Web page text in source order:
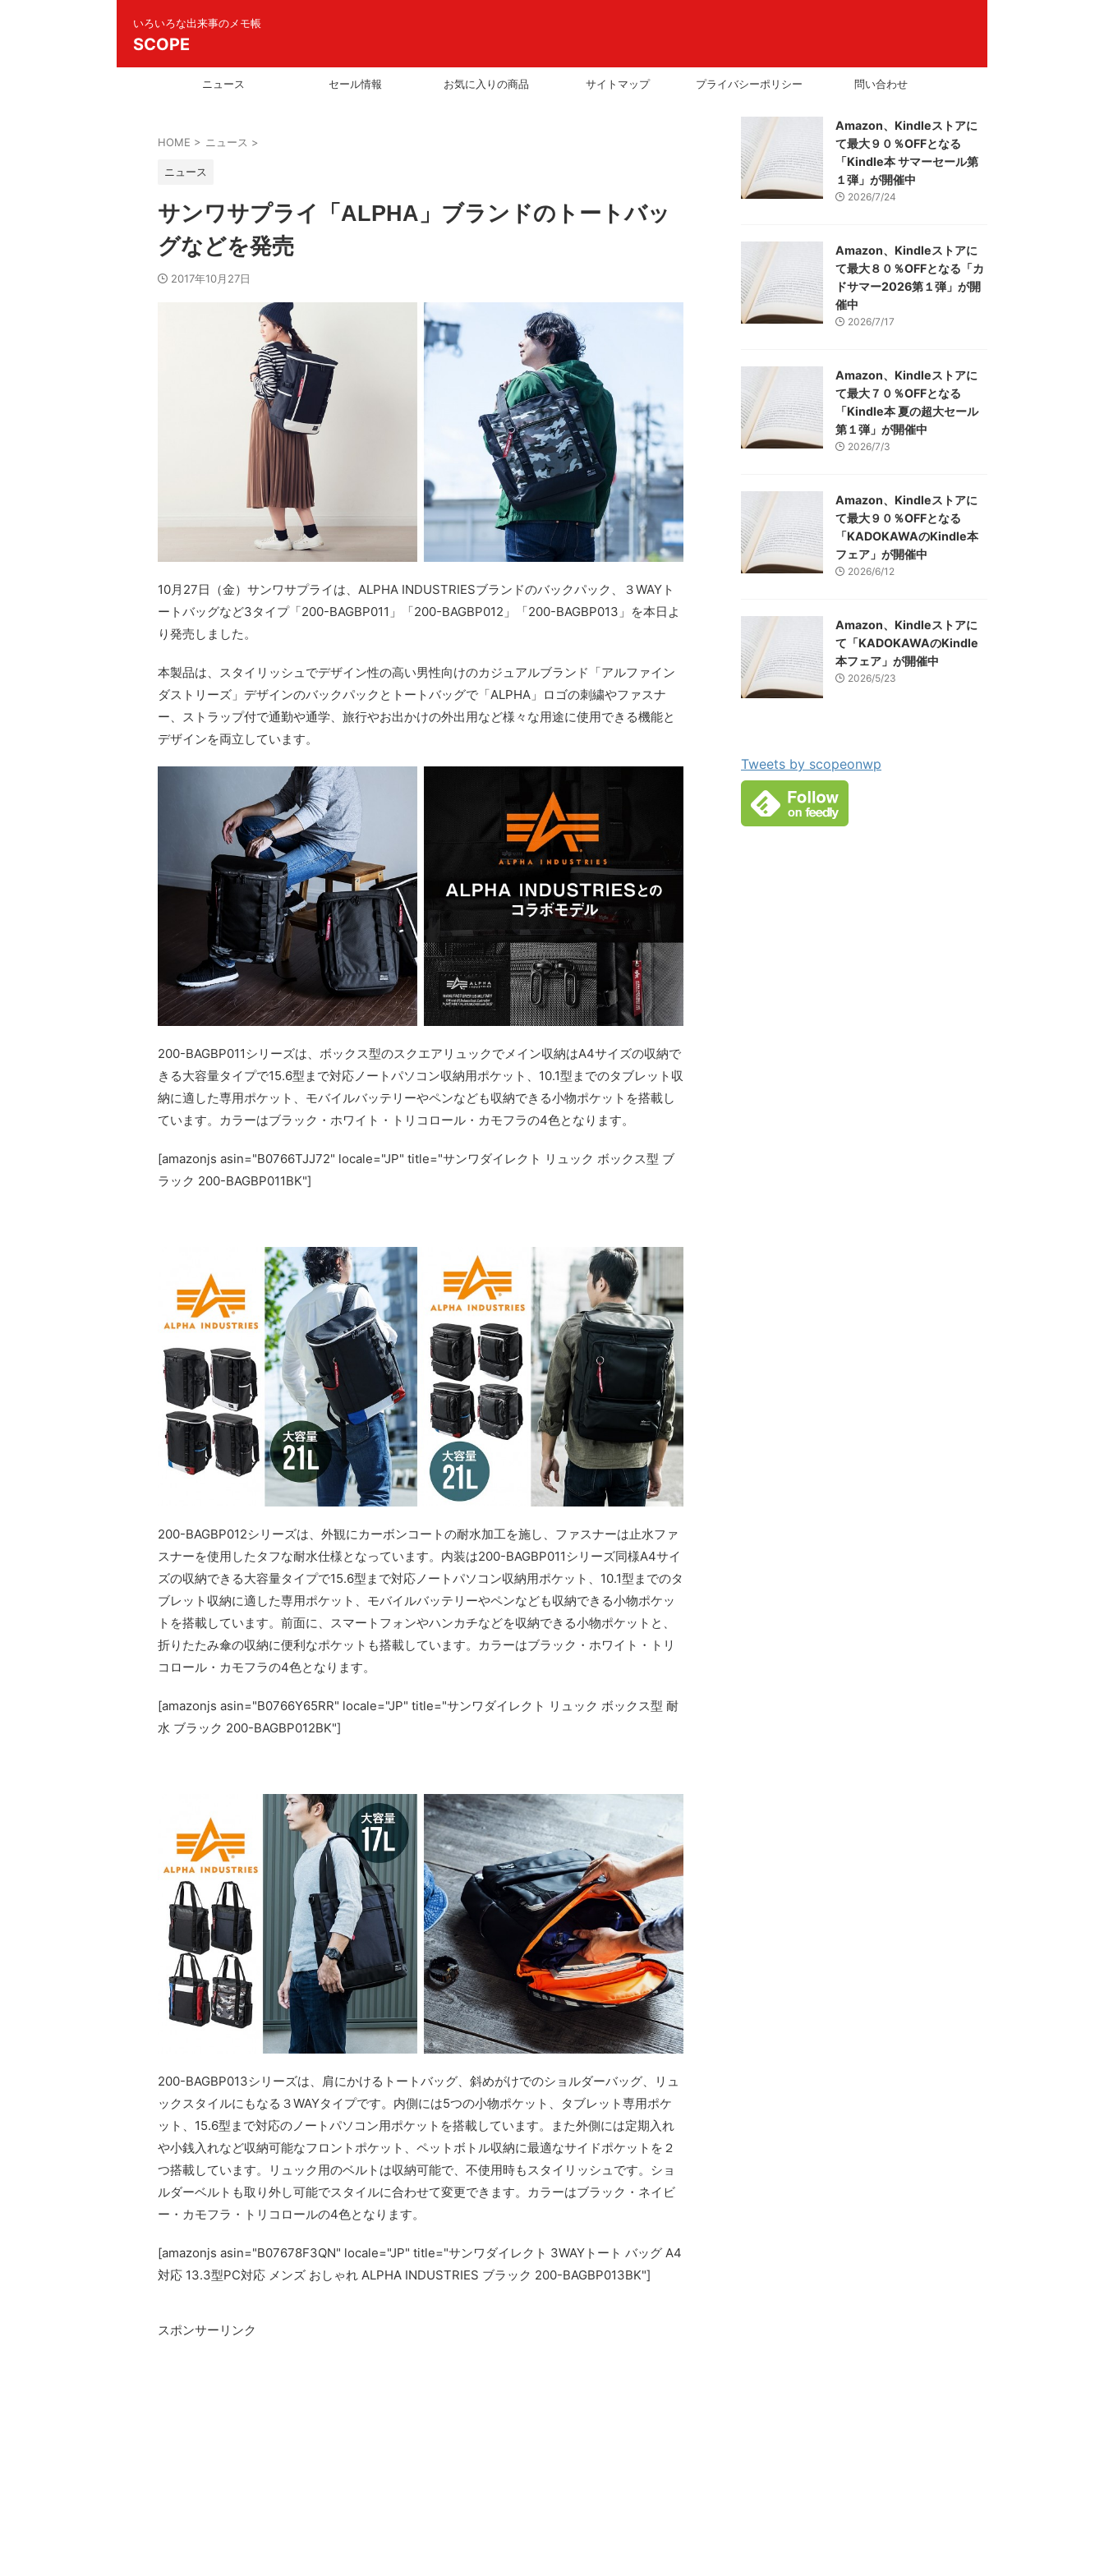
いろいろな出来事のメモ帳
SCOPE
ニュース セール情報 お気に入りの商品 サイトマップ プライバシーポリシー 問い合わせ
HOME > ニュース >
ニュース
サンワサプライ「ALPHA」ブランドのトートバッ
グなどを発売
2017年10月27日
10月27日（金）サンワサプライは、ALPHA INDUSTRIESブランドのバックパック、３WAYト
ートバッグなど3タイプ「200-BAGBP011」「200-BAGBP012」「200-BAGBP013」を本日よ
り発売しました。
本製品は、スタイリッシュでデザイン性の高い男性向けのカジュアルブランド「アルファイン
ダストリーズ」デザインのバックパックとトートバッグで「ALPHA」ロゴの刺繍やファスナ
ー、ストラップ付で通勤や通学、旅行やお出かけの外出用など様々な用途に使用できる機能と
デザインを両立しています。
200-BAGBP011シリーズは、ボックス型のスクエアリュックでメイン収納はA4サイズの収納で
きる大容量タイプで15.6型まで対応ノートパソコン収納用ポケット、10.1型までのタブレット収
納に適した専用ポケット、モバイルバッテリーやペンなども収納できる小物ポケットを搭載し
ています。カラーはブラック・ホワイト・トリコロール・カモフラの4色となります。
[amazonjs asin="B0766TJJ72" locale="JP" title="サンワダイレクト リュック ボックス型 ブ
ラック 200-BAGBP011BK"]
200-BAGBP012シリーズは、外観にカーボンコートの耐水加工を施し、ファスナーは止水ファ
スナーを使用したタフな耐水仕様となっています。内装は200-BAGBP011シリーズ同様A4サイ
ズの収納できる大容量タイプで15.6型まで対応ノートパソコン収納用ポケット、10.1型までのタ
ブレット収納に適した専用ポケット、モバイルバッテリーやペンなども収納できる小物ポケッ
トを搭載しています。前面に、スマートフォンやハンカチなどを収納できる小物ポケットと、
折りたたみ傘の収納に便利なポケットも搭載しています。カラーはブラック・ホワイト・トリ
コロール・カモフラの4色となります。
[amazonjs asin="B0766Y65RR" locale="JP" title="サンワダイレクト リュック ボックス型 耐
水 ブラック 200-BAGBP012BK"]
200-BAGBP013シリーズは、肩にかけるトートバッグ、斜めがけでのショルダーバッグ、リュ
ックスタイルにもなる３WAYタイプです。内側には5つの小物ポケット、タブレット専用ポケ
ット、15.6型まで対応のノートパソコン用ポケットを搭載しています。また外側には定期入れ
や小銭入れなど収納可能なフロントポケット、ペットボトル収納に最適なサイドポケットを２
つ搭載しています。リュック用のベルトは収納可能で、不使用時もスタイリッシュです。ショ
ルダーベルトも取り外し可能でスタイルに合わせて変更できます。カラーはブラック・ネイビ
ー・カモフラ・トリコロールの4色となります。
[amazonjs asin="B07678F3QN" locale="JP" title="サンワダイレクト 3WAYトート バッグ A4
対応 13.3型PC対応 メンズ おしゃれ ALPHA INDUSTRIES ブラック 200-BAGBP013BK"]
スポンサーリンク
Amazon、Kindleストアに
て最大９０％OFFとなる
「Kindle本 サマーセール第
１弾」が開催中
2026/7/24
Amazon、Kindleストアに
て最大８０％OFFとなる「カ
ドサマー2026第１弾」が開
催中
2026/7/17
Amazon、Kindleストアに
て最大７０％OFFとなる
「Kindle本 夏の超大セール
第１弾」が開催中
2026/7/3
Amazon、Kindleストアに
て最大９０％OFFとなる
「KADOKAWAのKindle本
フェア」が開催中
2026/6/12
Amazon、Kindleストアに
て「KADOKAWAのKindle
本フェア」が開催中
2026/5/23
Tweets by scopeonwp